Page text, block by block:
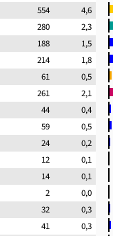
554
4,6
280
2,3
188
1,5
214
1,8
61
0,5
261
2,1
44
0,4
59
0,5
24
0,2
12
0,1
14
0,1
2
0,0
32
0,3
41
0,3